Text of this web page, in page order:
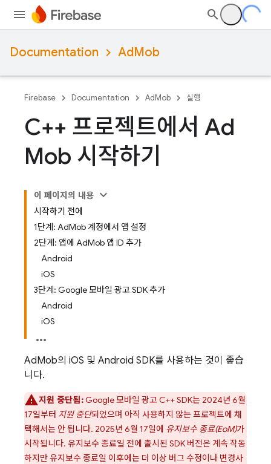
Documentation AdMob
Firebase Documentation AdMob 실행
C++ 프로젝트에서 Ad
Mob 시작하기
이 페이지의 내용
시작하기 전에
1단계: AdMob 계정에서 앱 설정
2단계: 앱에 AdMob 앱 ID 추가
Android
iOS
3단계: Google 모바일 광고 SDK 추가
Android
iOS
AdMob의 iOS 및 Android SDK를 사용하는 것이 좋습
니다.
지원 중단됨:Google 모바일 광고 C++ SDK는 2024년 6월
17일부터 지원 중단되었으며 아직 사용하지 않는 프로젝트에 채
택해서는 안 됩니다. 2025년 6월 17일에 유지보수 종료(EoM)가
시작됩니다. 유지보수 종료일 전에 출시된 SDK 버전은 계속 작동
하지만 유지보수 종료일 이후에는 더 이상 버그 수정이나 변경사